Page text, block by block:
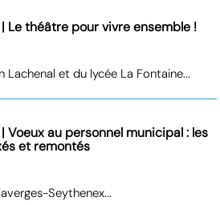
| Le théâtre pour vivre ensemble !
Lachenal et du lycée La Fontaine...
| Voeux au personnel municipal : les
et remontés
Seythenex...